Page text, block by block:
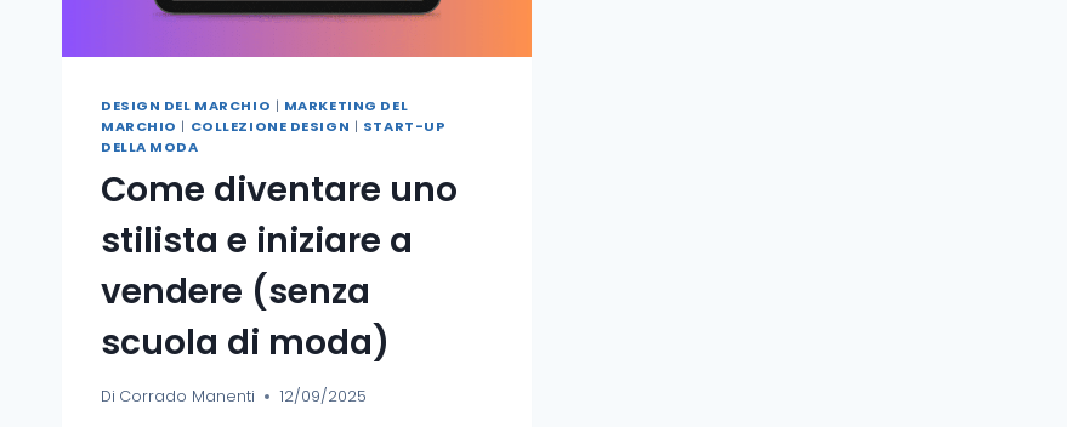
DESIGN DEL MARCHIO | MARKETING DEL
MARCHIO | COLLEZIONE DESIGN | START-UP
DELLA MODA
Come diventare uno
stilista e iniziare a
vendere (senza
scuola di moda)
Di Corrado Manenti 12/09/2025